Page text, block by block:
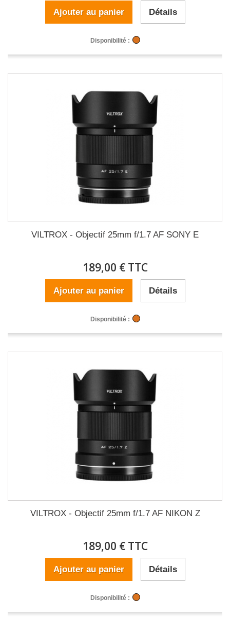
Ajouter au panier Détails
Disponibilité :
VILTROX - Objectif 25mm f/1.7 AF SONY E
189,00 € TTC
Ajouter au panier Détails
Disponibilité :
VILTROX - Objectif 25mm f/1.7 AF NIKON Z
189,00 € TTC
Ajouter au panier Détails
Disponibilité :